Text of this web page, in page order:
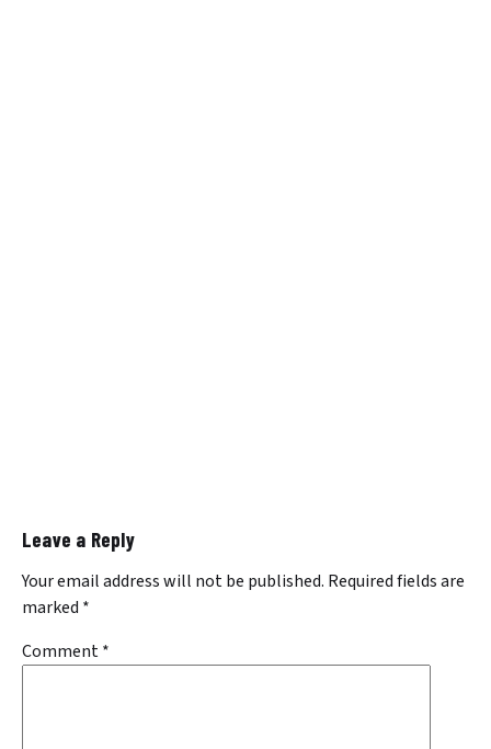
Leave a Reply
Your email address will not be published. Required fields are
marked *
Comment*